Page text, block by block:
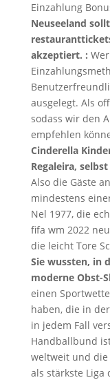
Einzahlung
Neuseeland
akzeptiert. :
ausgelegt. Als
sodass wir den
empfehlen
Cinderella
Regaleira,
Also die Gäste
mindestens
Nel 1977, die
fifa wm 2022
die leicht Tore
Sie wussten, in
moderne Obst-
einen
haben, die in
in jedem Fall
Handballbund
weltweit und
als stärkste Liga